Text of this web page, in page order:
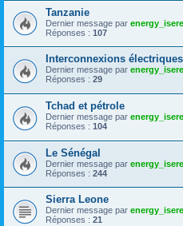
Tanzanie
Dernier message par energy_isere
Réponses : 107
Interconnexions
Dernier message par energy_isere
Réponses : 29
Tchad et pétrole
Dernier message par energy_isere
Réponses : 104
Le Sénégal
Dernier message par energy_isere
Réponses : 244
Sierra Leone
Dernier message par energy_isere
Réponses : 21